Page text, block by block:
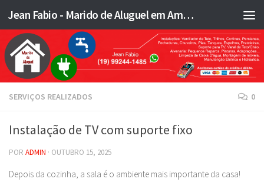
Skip to content Jean Fabio - Marido de Aluguel em Americana SP e região - JFMA
SERVIÇOS REALIZADOS 0
Instalação de TV com suporte fixo
POR ADMIN · OUTUBRO 15, 2025
Depois da cozinha, a sala é o ambiente mais importante da casa!